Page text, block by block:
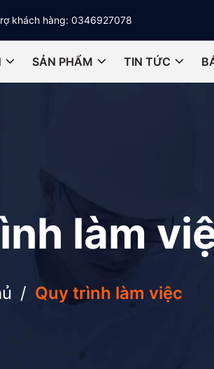
khách hàng: 0346927078
SẢN PHẨM TIN TỨC
làm
/ Quy trình làm việc